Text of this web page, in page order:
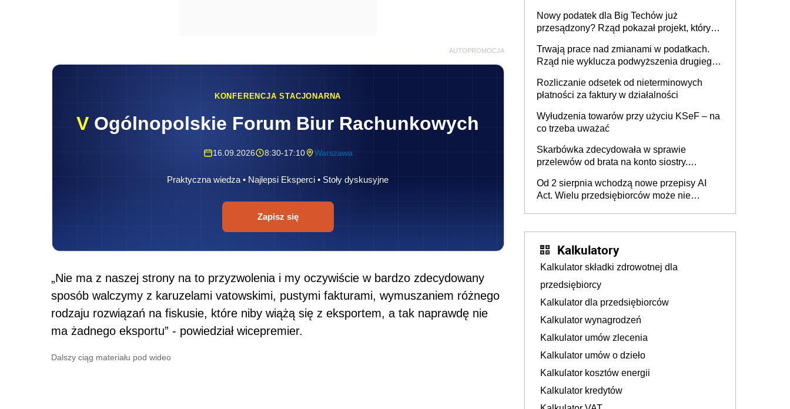
AUTOPROMOCJA
KONFERENCJA STACJONARNA
V Ogólnopolskie Forum Biur Rachunkowych
16.09.2026 8:30-17:10 Warszawa
Praktyczna wiedza • Najlepsi Eksperci • Stoły dyskusyjne
Zapisz się
„Nie ma z naszej strony na to przyzwolenia i my oczywiście w bardzo zdecydowany
sposób walczymy z karuzelami vatowskimi, pustymi fakturami, wymuszaniem różnego
rodzaju rozwiązań na fiskusie, które niby wiążą się z eksportem, a tak naprawdę nie
ma żadnego eksportu” - powiedział wicepremier.
Dalszy ciąg materiału pod wideo
Nowy podatek dla Big Techów już
przesądzony? Rząd pokazał projekt, który
Trwają prace nad zmianami w podatkach.
Rząd nie wyklucza podwyższenia drugiego
Rozliczanie odsetek od nieterminowych
płatności za faktury w działalności
Wyłudzenia towarów przy użyciu KSeF – na
co trzeba uważać
Skarbówka zdecydowała w sprawie
przelewów od brata na konto siostry.
darowizna, ale podatku jednak nie będzie
Od 2 sierpnia wchodzą nowe przepisy AI
Act. Wielu przedsiębiorców może nie
Kalkulatory
Kalkulator składki zdrowotnej dla
przedsiębiorcy
Kalkulator dla przedsiębiorców
Kalkulator wynagrodzeń
Kalkulator umów zlecenia
Kalkulator umów o dzieło
Kalkulator kosztów energii
Kalkulator kredytów